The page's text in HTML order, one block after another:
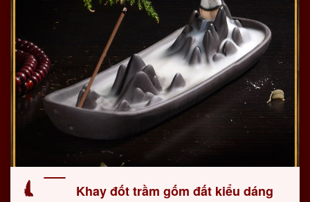
Khay đốt trầm gốm đất kiểu dáng